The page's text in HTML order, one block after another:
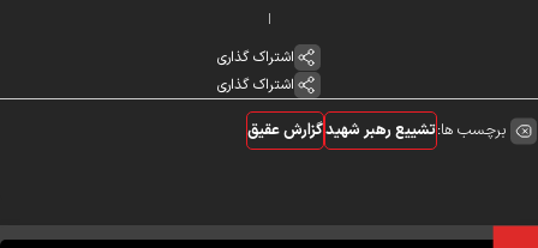
اشتراک گذاری
اشتراک گذاری
برچسب ها:تشییع رهبر شهیدگزارش عقیق